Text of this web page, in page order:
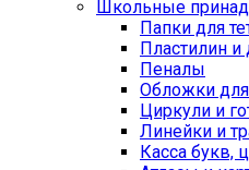
Школьные
Папки для
Пластилин и
Пеналы
Обложки для
Циркули и
Линейки и
Касса букв,